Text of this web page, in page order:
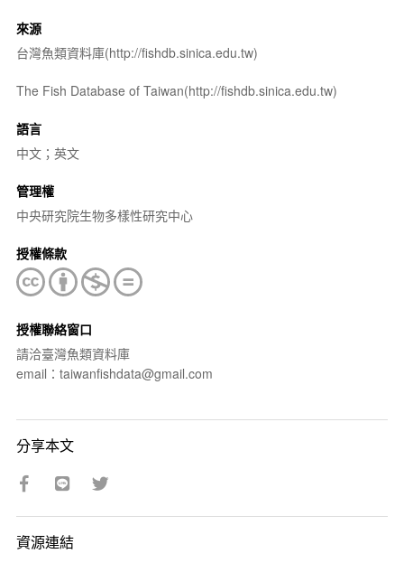
來源
台灣魚類資料庫(http://fishdb.sinica.edu.tw)
The Fish Database of Taiwan(http://fishdb.sinica.edu.tw)
語言
中文；英文
管理權
中央研究院生物多樣性研究中心
授權條款
授權聯絡窗口
請洽臺灣魚類資料庫
email：taiwanfishdata@gmail.com
分享本文
資源連結